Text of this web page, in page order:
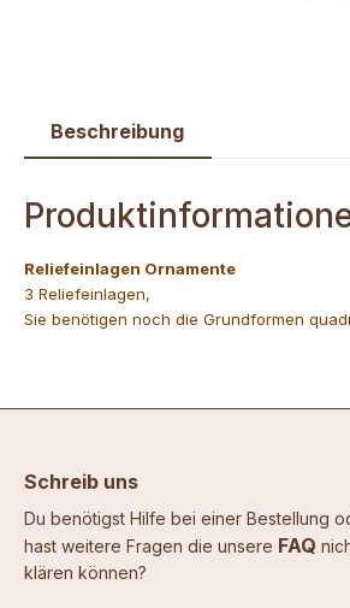
Beschreibung
Reliefeinlagen Ornamente
3 Reliefeinlagen,
Sie benötigen noch die Grundformen
Schreib uns
Du benötigst Hilfe bei einer Bestellung
hast weitere Fragen die unsere FAQ
klären können?